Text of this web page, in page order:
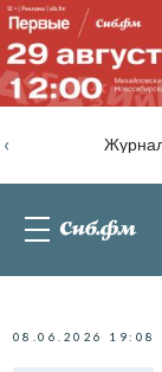
‹
08.06.2026 19:08